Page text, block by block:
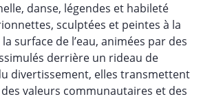
danse, légendes et habileté
sculptées et peintes à la
surface de l’eau, animées par des
derrière un rideau de
divertissement, elles transmettent
valeurs communautaires et des